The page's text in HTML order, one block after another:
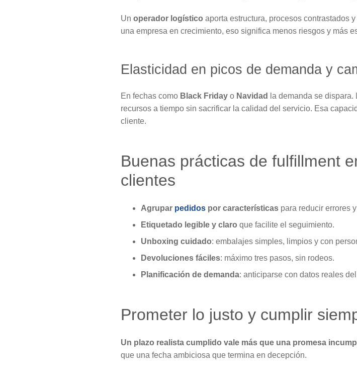
Un operador logístico aporta estructura, procesos contrastados
una empresa en crecimiento, eso significa menos riesgos y más
Elasticidad en picos de demanda y
En fechas como Black Friday o Navidad
la demanda se
recursos a tiempo sin sacrificar la calidad del servicio. Esa
cliente.
Buenas prácticas de fulfillment
clientes
Agrupar pedidos por características para reducir errores
Etiquetado legible y claro que facilite el seguimiento.
Unboxing cuidado: embalajes simples, limpios y con
Devoluciones fáciles: máximo tres pasos, sin rodeos.
Planificación de demanda: anticiparse con datos reales
Prometer lo justo y cumplir
Un plazo realista cumplido vale más que una promesa
que una fecha ambiciosa que termina en decepción.